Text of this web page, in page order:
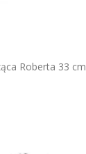
Roberta 33 cm